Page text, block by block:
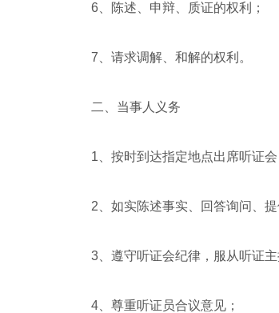
6、陈述、申辩、质证的权利；
7、请求调解、和解的权利。
二、当事人义务
1、按时到达指定地点出席听证会
2、如实陈述事实、回答询问、提
3、遵守听证会纪律，服从听证主
4、尊重听证员合议意见；